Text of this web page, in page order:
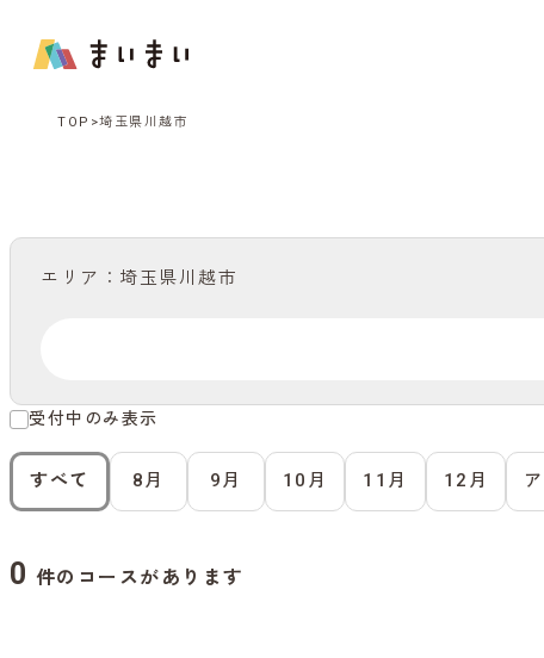
TOP 埼玉県川越市
エリア：埼玉県川越市
受付中のみ表示
すべて 8月 9月 10月 11月 12月
0 件のコースがあります